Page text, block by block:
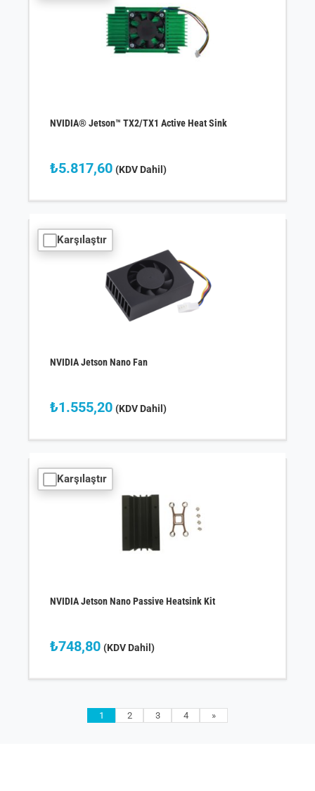
NVIDIA® Jetson™ TX2/TX1 Active Heat Sink
₺5.817,60 (KDV Dahil)
Karşılaştır
NVIDIA Jetson Nano Fan
₺1.555,20 (KDV Dahil)
Karşılaştır
NVIDIA Jetson Nano Passive Heatsink Kit
₺748,80 (KDV Dahil)
1 2 3 4 »